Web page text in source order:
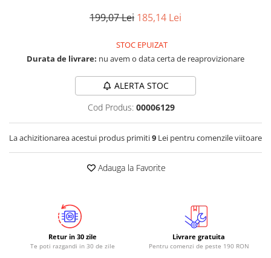
Datalogger
Multiplexor
Radio
Telecomenzi
Accesorii
199,07 Lei 185,14 Lei
STOC EPUIZAT
Durata de livrare: nu avem o data certa de reaprovizionare
ALERTA STOC
Cod Produs: 00006129
La achizitionarea acestui produs primiti9 Lei pentru comenzile viitoare
Adauga la Favorite
Retur in 30 zile
Te poti razgandi in 30 de zile
Livrare gratuita
Pentru comenzi de peste 190 RON